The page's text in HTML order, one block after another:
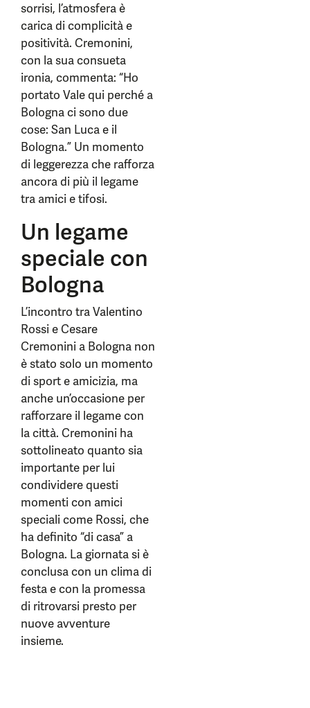
sorrisi, l’atmosfera è
carica di complicità e
positività. Cremonini,
con la sua consueta
ironia, commenta: “Ho
portato Vale qui perché a
Bologna ci sono due
cose: San Luca e il
Bologna.” Un momento
di leggerezza che rafforza
ancora di più il legame
tra amici e tifosi.
Un legame
speciale con
Bologna
L’incontro tra Valentino
Rossi e Cesare
Cremonini a Bologna non
è stato solo un momento
di sport e amicizia, ma
anche un’occasione per
rafforzare il legame con
la città. Cremonini ha
sottolineato quanto sia
importante per lui
condividere questi
momenti con amici
speciali come Rossi, che
ha definito “di casa” a
Bologna. La giornata si è
conclusa con un clima di
festa e con la promessa
di ritrovarsi presto per
nuove avventure
insieme.